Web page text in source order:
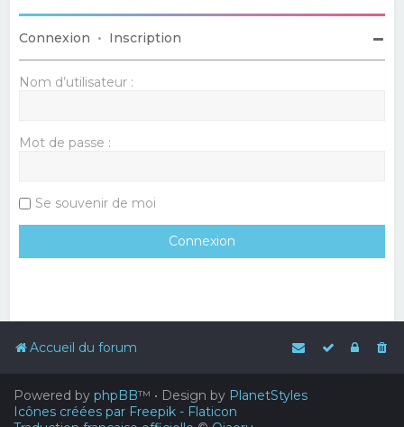
Connexion • Inscription
Nom d’utilisateur :
Mot de passe :
Se souvenir de moi
Accueil du forum
Powered by phpBB™ • Design by PlanetStyles
Icônes créées par Freepik - Flaticon